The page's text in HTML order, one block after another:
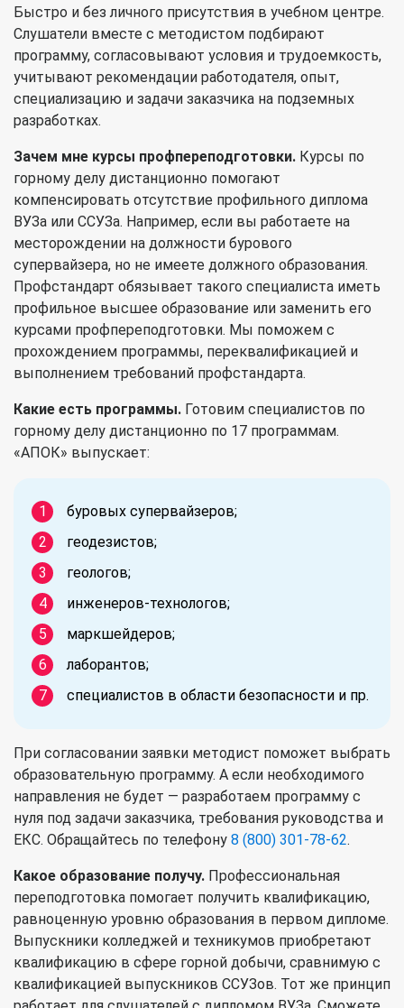
Быстро и без личного присутствия в учебном центре.
Слушатели вместе с методистом подбирают
программу, согласовывают условия и трудоемкость,
учитывают рекомендации работодателя, опыт,
специализацию и задачи заказчика на подземных
разработках.
Зачем мне курсы профпереподготовки. Курсы по
горному делу дистанционно помогают
компенсировать отсутствие профильного диплома
ВУЗа или ССУЗа. Например, если вы работаете на
месторождении на должности бурового
супервайзера, но не имеете должного образования.
Профстандарт обязывает такого специалиста иметь
профильное высшее образование или заменить его
курсами профпереподготовки. Мы поможем с
прохождением программы, переквалификацией и
выполнением требований профстандарта.
Какие есть программы. Готовим специалистов по
горному делу дистанционно по 17 программам.
«АПОК» выпускает:
буровых супервайзеров;
геодезистов;
геологов;
инженеров-технологов;
маркшейдеров;
лаборантов;
специалистов в области безопасности и пр.
При согласовании заявки методист поможет выбрать
образовательную программу. А если необходимого
направления не будет — разработаем программу с
нуля под задачи заказчика, требования руководства и
ЕКС. Обращайтесь по телефону 8 (800) 301-78-62.
Какое образование получу. Профессиональная
переподготовка помогает получить квалификацию,
равноценную уровню образования в первом дипломе.
Выпускники колледжей и техникумов приобретают
квалификацию в сфере горной добычи, сравнимую с
квалификацией выпускников ССУЗов. Тот же принцип